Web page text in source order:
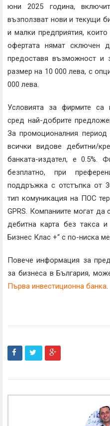
юни 2025 година,
възползват нови и текущи
и малки предприятия,
офертата нямат сключен
предоставя възможност и
размер на 10 000 лева, с
000 лева.
Условията за фирмите са
сред най-добрите
За промоционалния
всички видове дебитни/
банката-издател, е 0.5%.
безплатно, при
поддръжка с отстъпка от
тип комуникация на ПОС
GPRS. Компаниите могат да
дебитна карта без такса
Бизнес Клас +“ с по-ниска
Повече информация за
за бизнеса в България,
Първа инвестиционна банка.